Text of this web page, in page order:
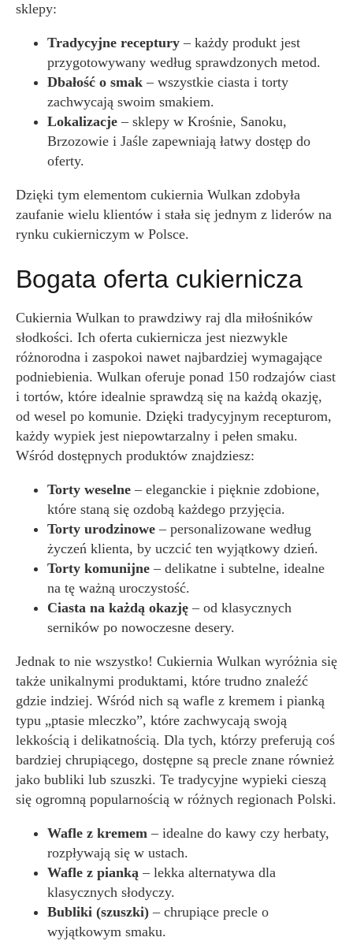
sklepy:
Tradycyjne receptury – każdy produkt jest
przygotowywany według sprawdzonych metod.
Dbałość o smak – wszystkie ciasta i torty
zachwycają swoim smakiem.
Lokalizacje – sklepy w Krośnie, Sanoku,
Brzozowie i Jaśle zapewniają łatwy dostęp do
oferty.
Dzięki tym elementom cukiernia Wulkan zdobyła
zaufanie wielu klientów i stała się jednym z liderów na
rynku cukierniczym w Polsce.
Bogata oferta cukiernicza
Cukiernia Wulkan to prawdziwy raj dla miłośników
słodkości. Ich oferta cukiernicza jest niezwykle
różnorodna i zaspokoi nawet najbardziej wymagające
podniebienia. Wulkan oferuje ponad 150 rodzajów ciast
i tortów, które idealnie sprawdzą się na każdą okazję,
od wesel po komunie. Dzięki tradycyjnym recepturom,
każdy wypiek jest niepowtarzalny i pełen smaku.
Wśród dostępnych produktów znajdziesz:
Torty weselne – eleganckie i pięknie zdobione,
które staną się ozdobą każdego przyjęcia.
Torty urodzinowe – personalizowane według
życzeń klienta, by uczcić ten wyjątkowy dzień.
Torty komunijne – delikatne i subtelne, idealne
na tę ważną uroczystość.
Ciasta na każdą okazję – od klasycznych
serników po nowoczesne desery.
Jednak to nie wszystko! Cukiernia Wulkan wyróżnia się
także unikalnymi produktami, które trudno znaleźć
gdzie indziej. Wśród nich są wafle z kremem i pianką
typu „ptasie mleczko”, które zachwycają swoją
lekkością i delikatnością. Dla tych, którzy preferują coś
bardziej chrupiącego, dostępne są precle znane również
jako bubliki lub szuszki. Te tradycyjne wypieki cieszą
się ogromną popularnością w różnych regionach Polski.
Wafle z kremem – idealne do kawy czy herbaty,
rozpływają się w ustach.
Wafle z pianką – lekka alternatywa dla
klasycznych słodyczy.
Bubliki (szuszki) – chrupiące precle o
wyjątkowym smaku.